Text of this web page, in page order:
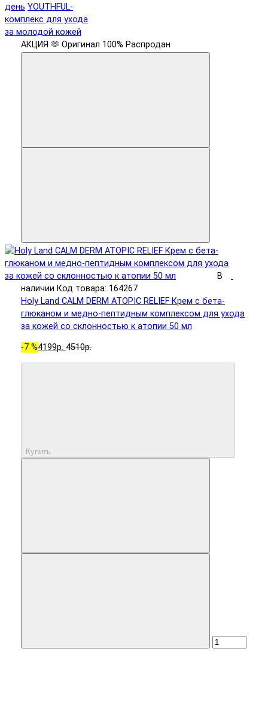
день YOUTHFUL-
комплекс для ухода
за молодой кожей
АКЦИЯ 🫶 Оригинал 100% Распродан
В
наличии Код товара: 164267
Holy Land CALM DERM ATOPIC RELIEF Крем с бета-
глюканом и медно-пептидным комплексом для ухода
за кожей со склонностью к атопии 50 мл
-7 %4199р. 4510р.
Купить